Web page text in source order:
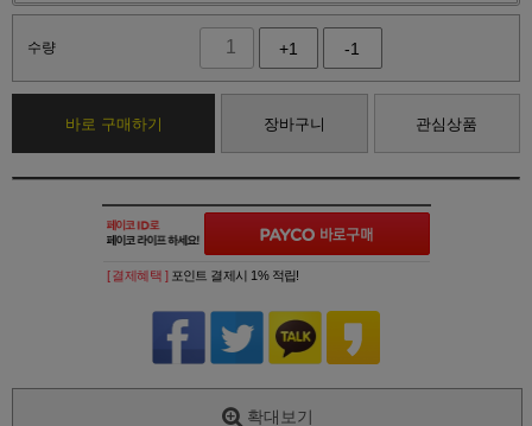
수량 +1 -1
바로 구매하기 장바구니 관심상품
[ 결제혜택 ] 포인트 결제시 1% 적립!
확대보기